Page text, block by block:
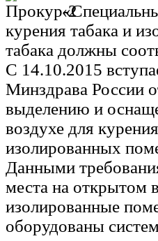
курения табака и
табака должны
С 14.10.2015
Минздрава России
выделению и
воздухе для
изолированных
Данными
места на открытом
изолированные
оборудованы